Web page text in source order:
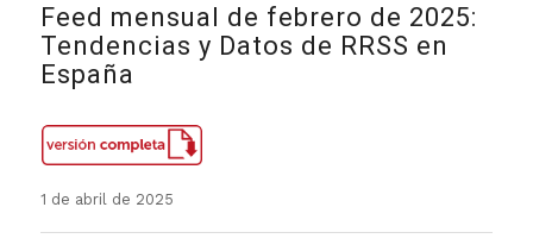
Feed mensual de febrero de 2025:
Tendencias y Datos de RRSS en
España
1 de abril de 2025